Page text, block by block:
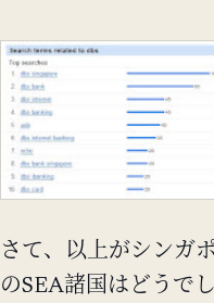
さて、以上がシンガ
のSEA諸国はどうで